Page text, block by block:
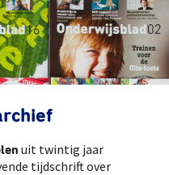
uit twintig jaar
tijdschrift over